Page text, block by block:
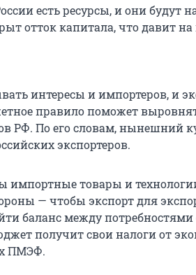
есть ресурсы, и они будут
отток капитала, что давит
интересы и импортеров, и
правило поможет
РФ. По его словам, нынешний
экспортеров.
импортные товары и
— чтобы экспорт для
баланс между потребностями
получит свои налоги от
ПМЭФ.